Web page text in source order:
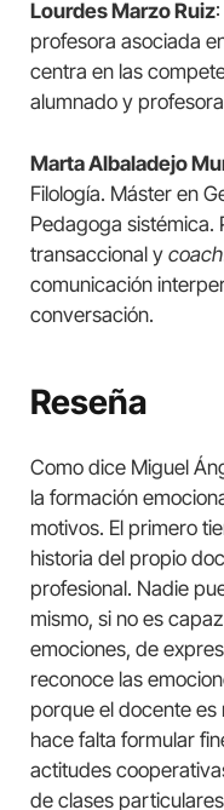
Lourdes Marzo Ruiz
profesora asociada
centra en las
alumnado y
Marta Albaladejo
Filología. Máster en
Pedagoga sistémica.
transaccional y coach
comunicación
conversación.
Reseña
Como dice Miguel
la formación
motivos. El primero
historia del propio
profesional. Nadie
mismo, si no es
emociones, de
reconoce las
porque el docente
hace falta formular
actitudes
de clases